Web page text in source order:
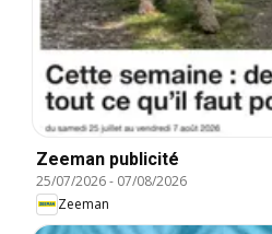
Zeeman publicité
25/07/2026- 07/08/2026
Zeeman